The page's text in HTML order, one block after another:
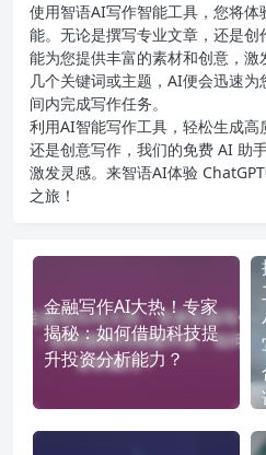
使用智语AI写作智能工具，您将体
能。无论是撰写专业文章，还是
能为您提供丰富的素材和创意，
几个关键词或主题，AI便会迅速
间内完成写作任务。
利用AI智能写作工具，轻松生成
还是创意写作，我们的免费 AI 助
激发灵感。来智语AI体验
之旅！
金融写作AI大热！专家
揭秘：如何借助科技提
升投资分析能力？